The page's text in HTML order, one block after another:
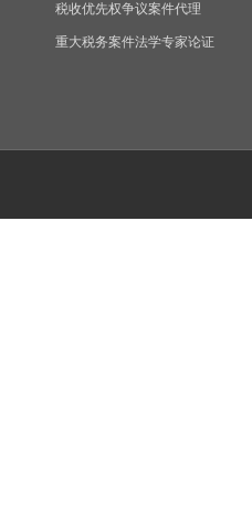
税收优先权争议案件代理
重大税务案件法学专家论证